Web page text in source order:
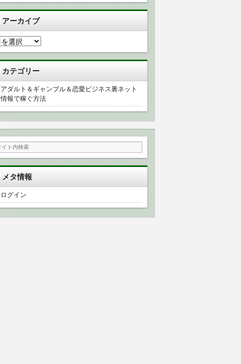
アーカイブ
カテゴリー
アダルト＆ギャンブル＆恋愛ビジネス裏ネット
情報で稼ぐ方法
メタ情報
ログイン